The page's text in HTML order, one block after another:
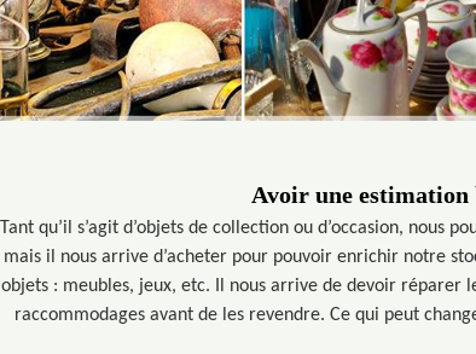
Avoir une
Tant qu’il s’agit d’objets de collection ou d’occasion, nous
mais il nous arrive d’acheter pour pouvoir enrichir notre
objets : meubles, jeux, etc. Il nous arrive de devoir réparer
raccommodages avant de les revendre. Ce qui peut